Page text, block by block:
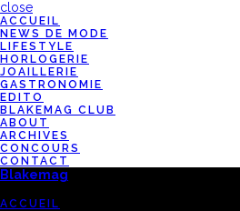
close
ACCUEIL
NEWS DE MODE
LIFESTYLE
HORLOGERIE
JOAILLERIE
GASTRONOMIE
EDITO
BLAKEMAG CLUB
ABOUT
ARCHIVES
CONCOURS
CONTACT
Blakemag
ACCUEIL